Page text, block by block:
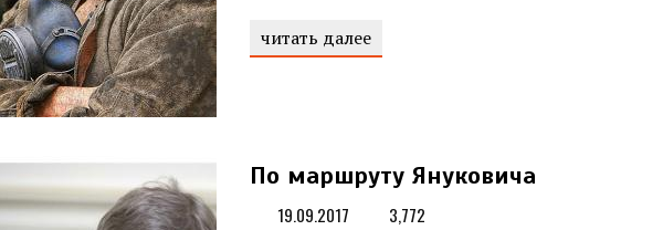
читать далее
По маршруту Януковича
19.09.2017 3,772